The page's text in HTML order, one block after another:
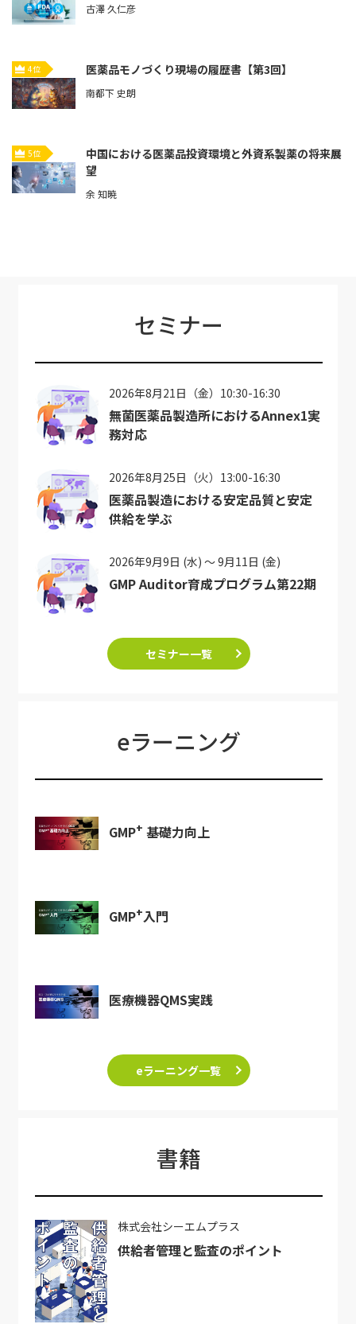
古澤 久仁彦
4位 医薬品モノづくり現場の履歴書【第3回】
南都下 史朗
5位
中国における医薬品投資環境と外資系製薬の将来展
望
余 知暁
セミナー
2026年8月21日（金）10:30-16:30
無菌医薬品製造所におけるAnnex1実
務対応
2026年8月25日（火）13:00-16:30
医薬品製造における安定品質と安定
供給を学ぶ
2026年9月9日 (水) ～ 9月11日 (金)
GMP Auditor育成プログラム第22期
セミナー一覧
eラーニング
GMP+ 基礎力向上
GMP+入門
医療機器QMS実践
eラーニング一覧
書籍
株式会社シーエムプラス
供給者管理と監査のポイント